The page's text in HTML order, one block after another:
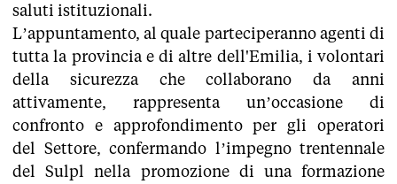
saluti istituzionali.
L’appuntamento, al quale parteciperanno agenti di
tutta la provincia e di altre dell'Emilia, i volontari
della sicurezza che collaborano da anni
attivamente, rappresenta un’occasione di
confronto e approfondimento per gli operatori
del Settore, confermando l’impegno trentennale
del Sulpl nella promozione di una formazione